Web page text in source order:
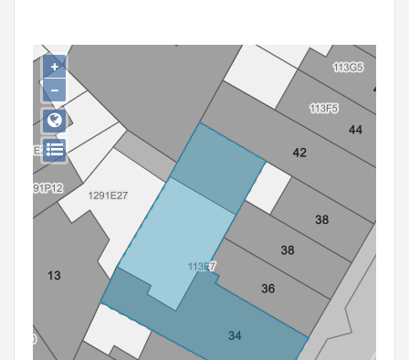
Gebeurtenis
Persoon of collectief
Downloads
Hergebruik
Aanmelden
+
−